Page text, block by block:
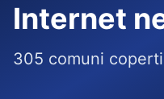
Internet
305 comuni